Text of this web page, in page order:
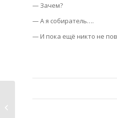
— Зачем?
— А я собиратель….
— И пока ещё никто не